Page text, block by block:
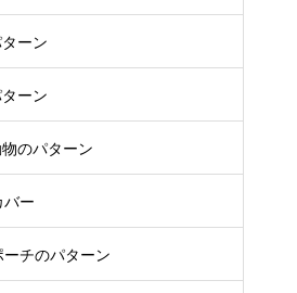
ーン
ーン
のパターン
ー
チのパターン